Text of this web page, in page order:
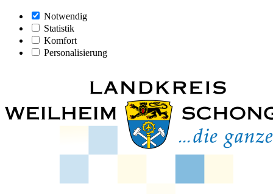
Notwendig
Statistik
Komfort
Personalisierung